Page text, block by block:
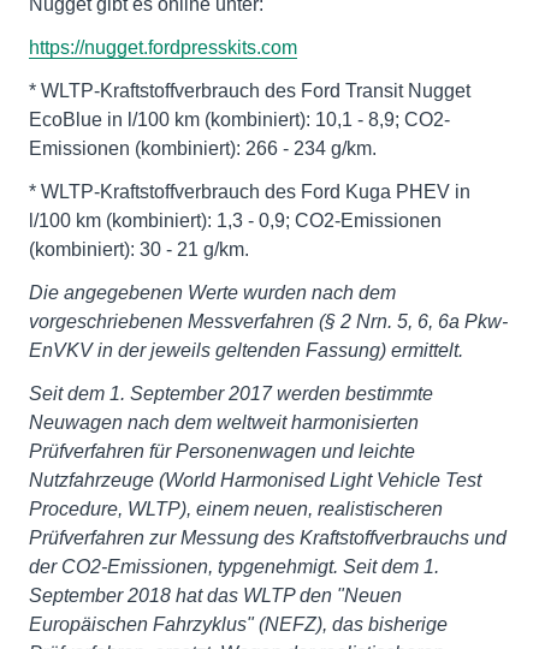
Nugget gibt es online unter:
https://nugget.fordpresskits.com
* WLTP-Kraftstoffverbrauch des Ford Transit Nugget
EcoBlue in l/100 km (kombiniert): 10,1 - 8,9; CO2-
Emissionen (kombiniert): 266 - 234 g/km.
* WLTP-Kraftstoffverbrauch des Ford Kuga PHEV in
l/100 km (kombiniert): 1,3 - 0,9; CO2-Emissionen
(kombiniert): 30 - 21 g/km.
Die angegebenen Werte wurden nach dem
vorgeschriebenen Messverfahren (§ 2 Nrn. 5, 6, 6a Pkw-
EnVKV in der jeweils geltenden Fassung) ermittelt.
Seit dem 1. September 2017 werden bestimmte
Neuwagen nach dem weltweit harmonisierten
Prüfverfahren für Personenwagen und leichte
Nutzfahrzeuge (World Harmonised Light Vehicle Test
Procedure, WLTP), einem neuen, realistischeren
Prüfverfahren zur Messung des Kraftstoffverbrauchs und
der CO2-Emissionen, typgenehmigt. Seit dem 1.
September 2018 hat das WLTP den "Neuen
Europäischen Fahrzyklus" (NEFZ), das bisherige